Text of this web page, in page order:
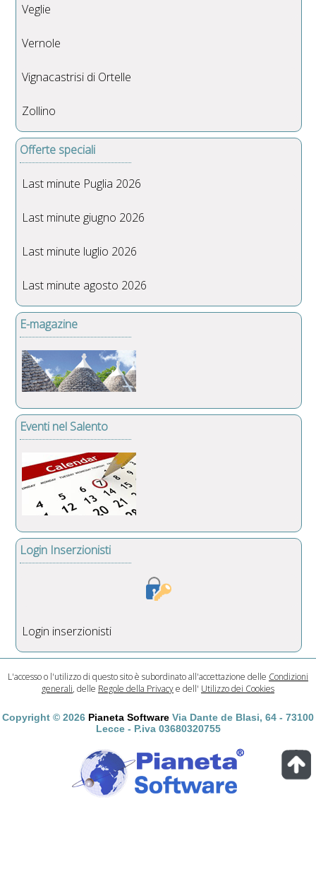
Veglie
Vernole
Vignacastrisi di Ortelle
Zollino
Offerte speciali
Last minute Puglia 2026
Last minute giugno 2026
Last minute luglio 2026
Last minute agosto 2026
E-magazine
Eventi nel Salento
Login Inserzionisti
Login inserzionisti
L'accesso o l'utilizzo di questo sito è subordinato all'accettazione delle Condizioni
generali, delle Regole della Privacye dell' Utilizzo dei Cookies
Copyright © 2026 Pianeta Software Via Dante de Blasi, 64 - 73100
Lecce - P.iva 03680320755